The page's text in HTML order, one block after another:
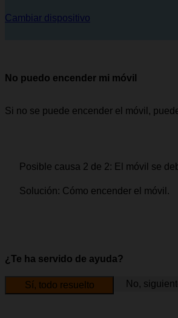
Cambiar dispositivo
No puedo encender mi móvil
Si no se puede encender el móvil,
Posible causa 2 de 2: El móvil se
Solución: Cómo encender el móvil.
¿Te ha servido de ayuda?
Sí, todo resuelto No,